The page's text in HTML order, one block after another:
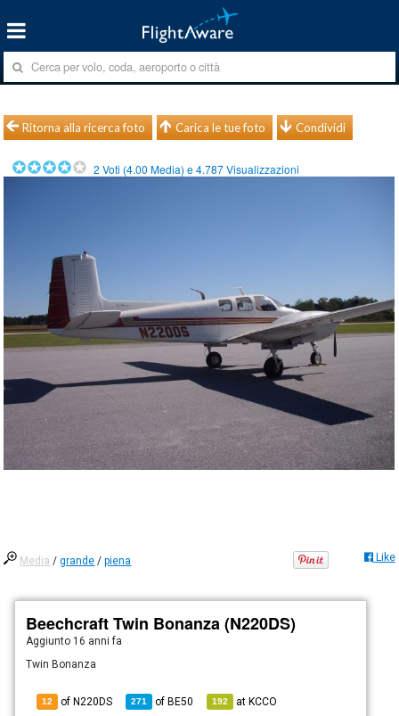
Ritorna alla ricerca foto Carica le tue foto Condividi
2 Voti (4.00 Media) e4.787Visualizzazioni
Media /grande /piena Like
Beechcraft Twin Bonanza (N220DS)
Aggiunto 16 anni fa
Twin Bonanza
12 of N220DS 271 ofBE50 192 atKCCO